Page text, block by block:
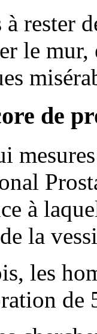
à rester
le
de
à
la
les
de